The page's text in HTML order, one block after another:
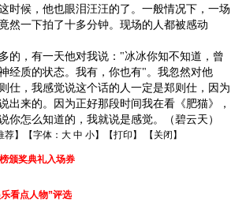
时候，他也眼泪汪汪的了。一般情况下，一场
然一下拍了十多分钟。现场的人都被感动
，有一天他对我说："冰冰你知不知道，曾
经质的状态。我有，你也有"。我忽然对他
仕，我感觉说这个话的人一定是郑则仕，因为
来的。因为正好那段时间我在看《肥猫》，
怎么知道的，我就说是感觉。（碧云天）
荐】【字体： 大 中 小】【打印 】 【 关闭 】
颁奖典礼入场券
看点人物”评选